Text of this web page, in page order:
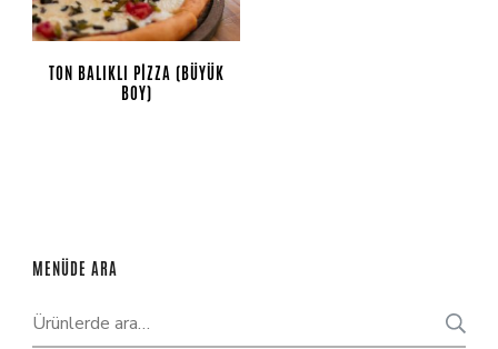
TON BALIKLI PIZZA (BÜYÜK
BOY)
MENÜDE ARA